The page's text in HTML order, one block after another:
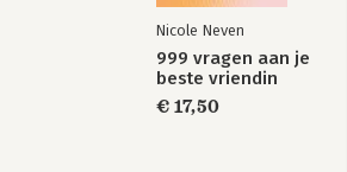
Nicole Neven
999 vragen aan je
beste vriendin
€ 17,50